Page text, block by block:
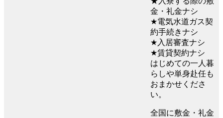
金・礼金ナシ
★電気水道ガス契
約手続きナシ
★入居審査ナシ
★賃貸契約ナシ
はじめての一人暮
らしや単身赴任も
おまかせくださ
い。
全国に敷金・礼金